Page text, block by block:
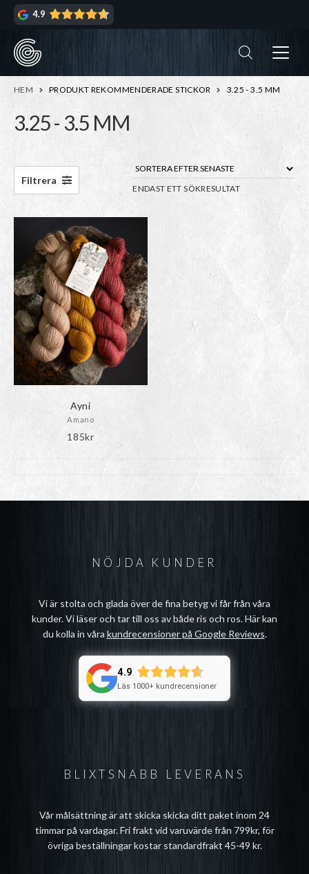
Hoppa
navigering
Hoppa
innehåll
4.9
HEM PRODUKT REKOMMENDERADE STICKOR 3.25 - 3.5 MM
3.25 - 3.5 MM
ENDAST ETT SÖKRESULTAT
Filtrera
Ayni
Amano
185kr
BLIXTSNABB LEVERANS
Vår målsättning är att skicka skicka ditt paket inom 24
timmar på vardagar. Fri frakt vid varuvärde från 799kr, för
övriga beställningar kostar standardfrakt 45-49 kr.
NÖJDA KUNDER
Vi är stolta och glada över de fina betyg vi får från våra
kunder. Vi läser och tar till oss av både ris och ros. Här kan
du kolla in våra kundrecensioner på Google Reviews.
4.9
Läs 1000+ kundrecensioner